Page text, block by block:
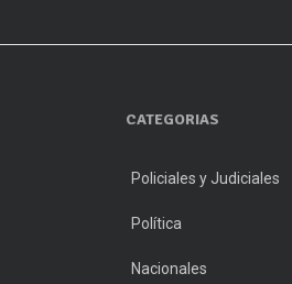
CATEGORIAS
Policiales y Judiciales
Política
Nacionales